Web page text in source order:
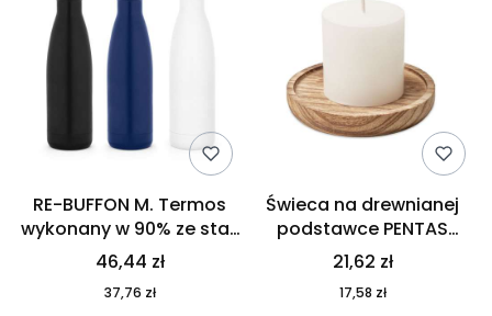
RE-BUFFON M. Termos
wykonany w 90% ze stali
nierdzewnej
pochodzącej z
recyklingu 520 ml 94294
46,44 zł
37,76 zł
Świeca na drewnianej
podstawce PENTAS
MO6282-40
21,62 zł
17,58 zł